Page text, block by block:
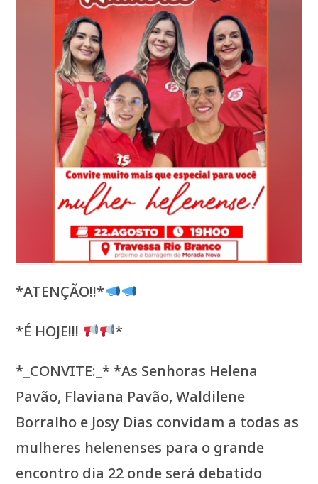
*ATENÇÃO!!*
*É HOJE!!! *
*_CONVITE:_* *As Senhoras Helena
Pavão, Flaviana Pavão, Waldilene
Borralho e Josy Dias convidam a todas as
mulheres helenenses para o grande
encontro dia 22 onde será debatido